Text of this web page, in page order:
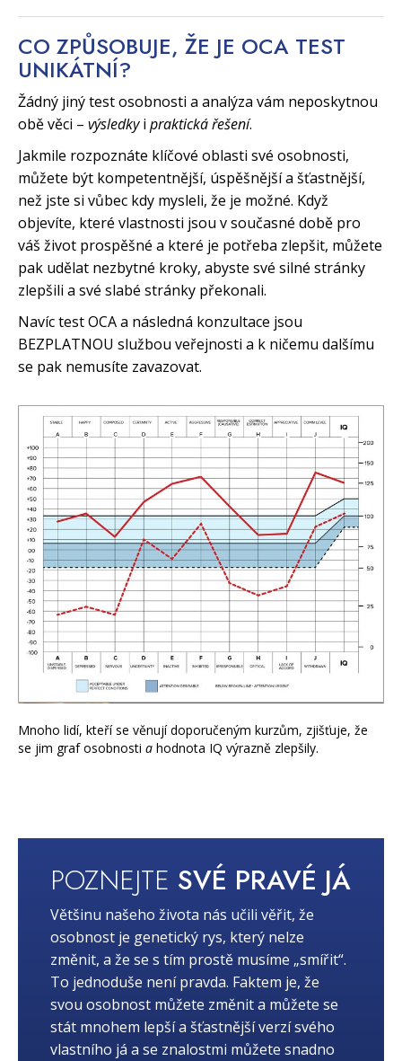
CO ZPŮSOBUJE, ŽE JE OCA TEST
UNIKÁTNÍ?
Žádný jiný test osobnosti a analýza vám neposkytnou
obě věci – výsledkyi praktická řešení.
Jakmile rozpoznáte klíčové oblasti své osobnosti,
můžete být kompetentnější, úspěšnější a šťastnější,
než jste si vůbec kdy mysleli, že je možné. Když
objevíte, které vlastnosti jsou v současné době pro
váš život prospěšné a které je potřeba zlepšit, můžete
pak udělat nezbytné kroky, abyste své silné stránky
zlepšili a své slabé stránky překonali.
Navíc test OCA a následná konzultace jsou
BEZPLATNOU službou veřejnosti a k ničemu dalšímu
se pak nemusíte zavazovat.
Mnoho lidí, kteří se věnují doporučeným kurzům, zjišťuje, že
se jim graf osobnosti a hodnota IQ výrazně zlepšily.
POZNEJTE SVÉ PRAVÉ JÁ
Většinu našeho života nás učili věřit, že
osobnost je genetický rys, který nelze
změnit, a že se s tím prostě musíme „smířit“.
To jednoduše není pravda. Faktem je, že
svou osobnost můžete změnit a můžete se
stát mnohem lepší a šťastnější verzí svého
vlastního já a se znalostmi můžete snadno